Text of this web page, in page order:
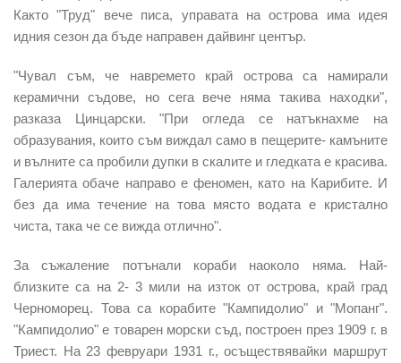
Както "Труд" вече писа, управата на острова има идея
идния сезон да бъде направен дайвинг център.
"Чувал съм, че навремето край острова са намирали
керамични съдове, но сега вече няма такива находки",
разказа Цинцарски. "При огледа се натъкнахме на
образувания, които съм виждал само в пещерите- камъните
и вълните са пробили дупки в скалите и гледката е красива.
Галерията обаче направо е феномен, като на Карибите. И
без да има течение на това място водата е кристално
чиста, така че се вижда отлично".
За съжаление потънали кораби наоколо няма. Най-
близките са на 2- 3 мили на изток от острова, край град
Черноморец. Това са корабите "Кампидолио" и "Мопанг".
"Кампидолио" е товарен морски съд, построен през 1909 г. в
Триест. На 23 февруари 1931 г., осъществявайки маршрут